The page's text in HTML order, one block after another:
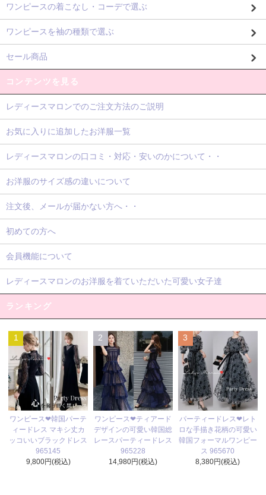
ワンピースの着こなし・コーデで選ぶ
ワンピースを袖の種類で選ぶ
セール商品
コンテンツを見る
レディースマロンでのご注文方法のご説明
お気に入りに追加したお洋服一覧
レディースマロンの口コミ・対応・安いのかについて・・
お洋服のサイズ感の違いについて
注文後、メールが届かない方へ・・
初めての方へ
会員機能について
レディースマロンのお洋服を着ていただいた可愛い女子達
ランキング
1
ワンピース❤韓国パーテ
ィードレス マキシ丈カ
ッコいいブラックドレス
965145
9,800円(税込)
2
ワンピース❤ティアード
デザインの可愛い韓国総
レースパーティードレス
965228
14,980円(税込)
3
パーティードレス❤レト
ロな手描き花柄の可愛い
韓国フォーマルワンピー
ス 965670
8,380円(税込)